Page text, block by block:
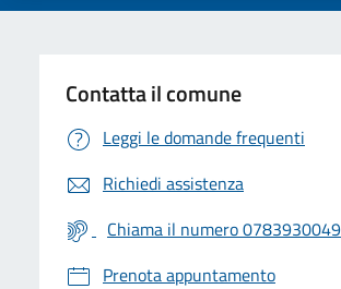
Contatta il comune
Leggi le domande frequenti
Richiedi assistenza
Chiama il numero 0783930049
Prenota appuntamento